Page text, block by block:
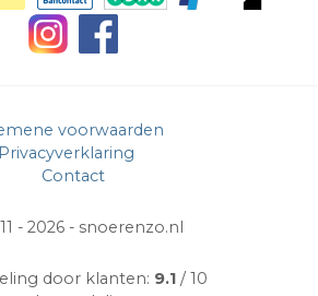
voorwaarden
Privacyverklaring
Contact
- 2026 - snoerenzo.nl
door klanten: 9.1 / 10